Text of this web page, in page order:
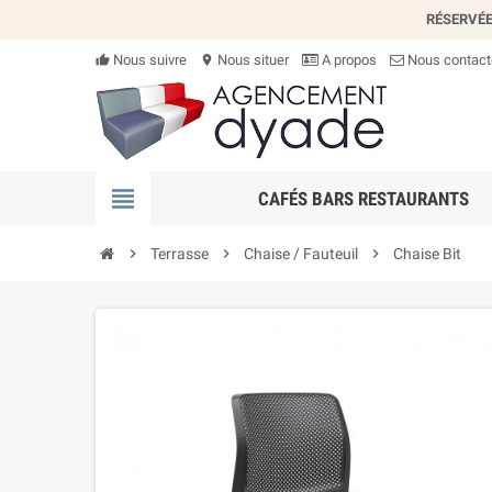
thumb_up_alt
Nous suivre location_on Nous situer A propos Nous
view_headline CAFÉS BARS RESTAURANTS
chevron_right Terrasse chevron_right Chaise / Fauteuil chevron_right Chaise Bit